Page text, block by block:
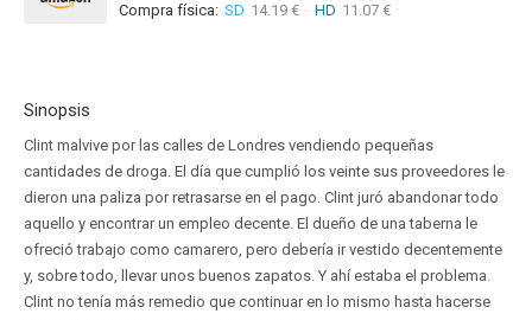
Compra física: SD 14.19 € HD 11.07 €
Sinopsis
Clint malvive por las calles de Londres vendiendo pequeñas
cantidades de droga. El día que cumplió los veinte sus proveedores le
dieron una paliza por retrasarse en el pago. Clint juró abandonar todo
aquello y encontrar un empleo decente. El dueño de una taberna le
ofreció trabajo como camarero, pero debería ir vestido decentemente
y, sobre todo, llevar unos buenos zapatos. Y ahí estaba el problema.
Clint no tenía más remedio que continuar en lo mismo hasta hacerse